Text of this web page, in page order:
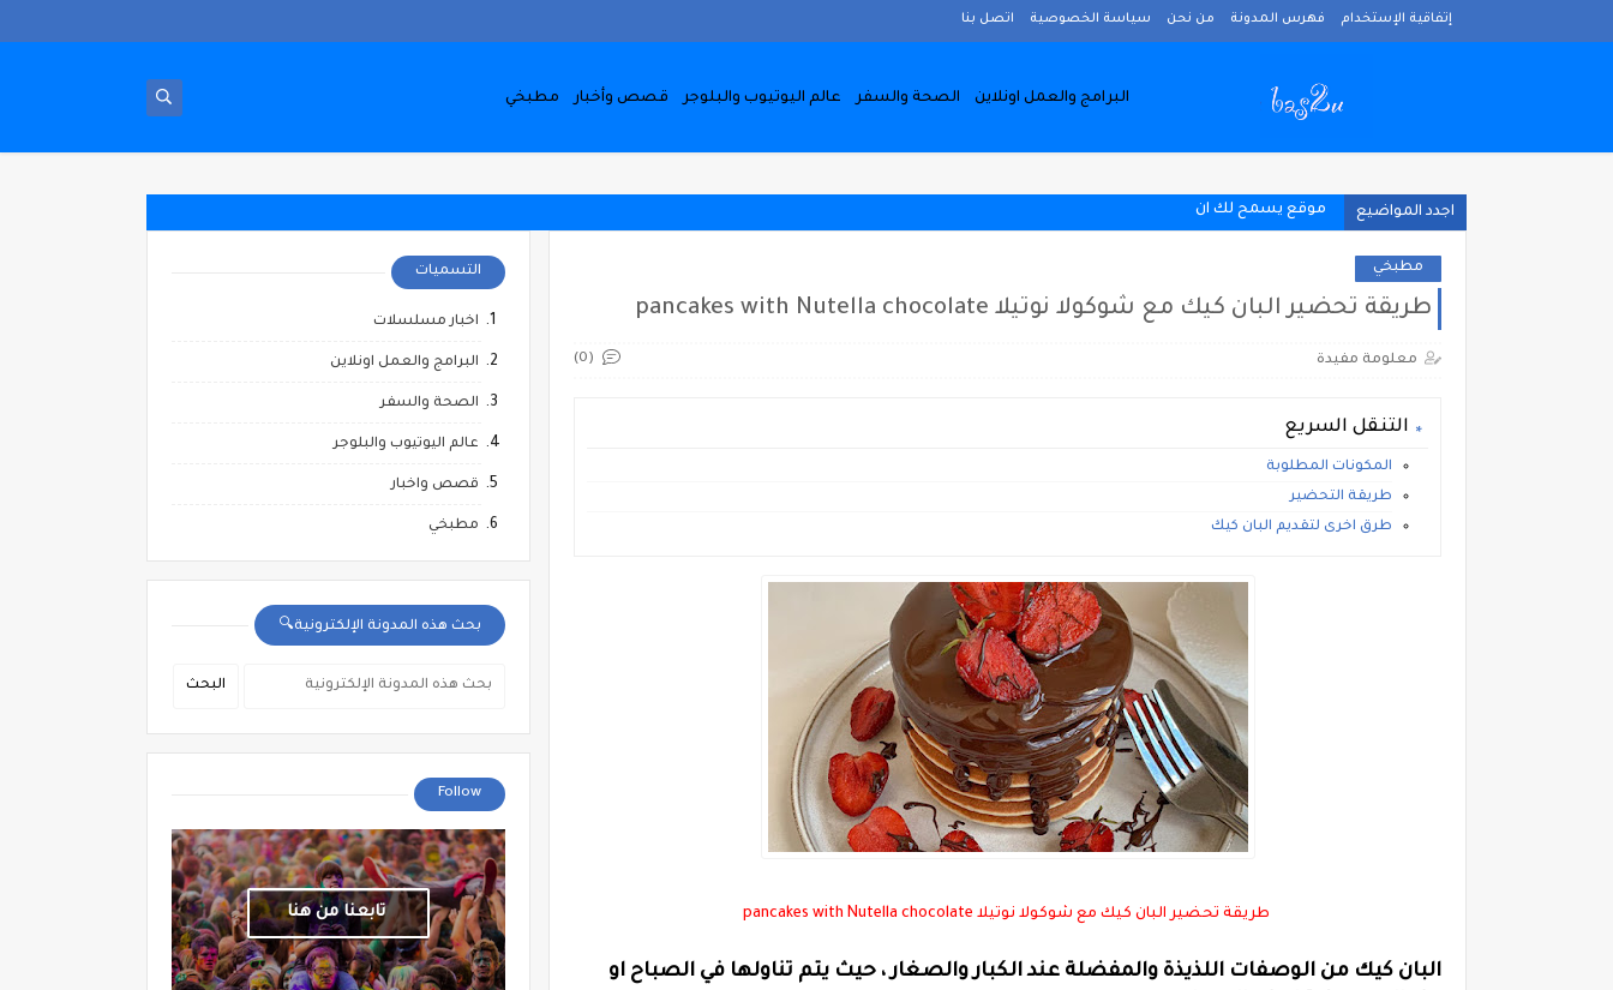
إتفاقية الإستخدام فهرس المدونة من نحن سياسة الخصوصية اتصل بنا
البرامج والعمل اونلاين الصحة والسفر عالم اليوتيوب والبلوجر قصص وأخبار مطبخي
اجدد المواضيع موقع يسمح لك ان تربح عملة
مطبخي
طريقة تحضير البان كيك مع شوكولا نوتيلا pancakes with Nutella chocolate
معلومة مفيدة (0)
التنقل السريع
المكونات المطلوبة
طريقة التحضير
طرق اخرى لتقديم البان كيك
طريقة تحضير البان كيك مع شوكولا نوتيلا pancakes with Nutella chocolate
البان كيك من الوصفات اللذيذة والمفضلة عند الكبار والصغار ، حيث يتم تناولها في الصباح او
التسميات
اخبار مسلسلات
البرامج والعمل اونلاين
الصحة والسفر
عالم اليوتيوب والبلوجر
قصص واخبار
مطبخي
بحث هذه المدونة الإلكترونية🔍
Follow
تابعنا من هنا